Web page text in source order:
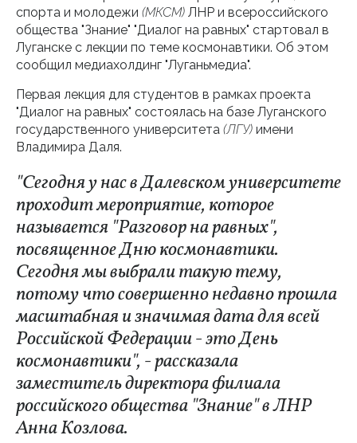
спорта и молодежи (МКСМ) ЛНР и всероссийского
общества "Знание" "Диалог на равных" стартовал в
Луганске с лекции по теме космонавтики. Об этом
сообщил медиахолдинг "Луганьмедиа".
Первая лекция для студентов в рамках проекта
"Диалог на равных" состоялась на базе Луганского
государственного университета (ЛГУ) имени
Владимира Даля.
"Сегодня у нас в Далевском университете
проходит мероприятие, которое
называется "Разговор на равных",
посвященное Дню космонавтики.
Сегодня мы выбрали такую тему,
потому что совершенно недавно прошла
масштабная и значимая дата для всей
Российской Федерации - это День
космонавтики", - рассказала
заместитель директора филиала
российского общества "Знание" в ЛНР
Анна Козлова.